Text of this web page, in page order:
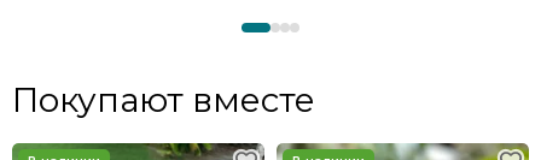
Покупают вместе